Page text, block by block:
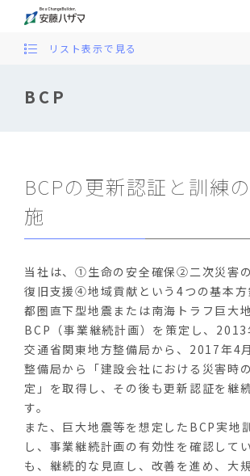
BCP
リスト表示で見る
BCPの更新認証と訓練
施
当社は、①生命の安全確保②二次災害
復旧支援④地域貢献という4つの基本方
都圏直下型地震または南海トラフ巨大
BCP（事業継続計画）を策定し、
交通省関東地方整備局から、2017年4
整備局から「建設会社における災害時
定」を取得し、その後も更新認証を継
す。
また、巨大地震等を想定したBCP実地
し、事業継続計画の有効性を確認して
も、継続的な見直し、改善を進め、大